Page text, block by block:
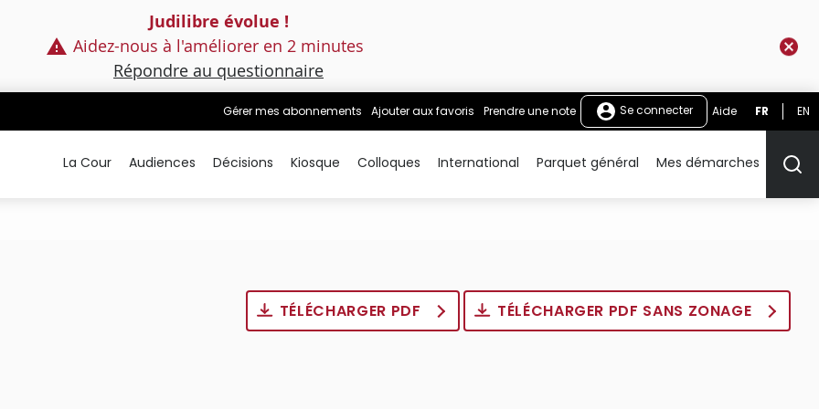
Judilibre évolue !
Aidez-nous à l'améliorer en 2 minutes
Répondre au questionnaire
Gérer mes abonnements Ajouter aux favoris Prendre une note Se connecter Aide FR EN
La Cour Audiences Décisions Kiosque Colloques International Parquet général Mes démarches
TÉLÉCHARGER PDF TÉLÉCHARGER PDF SANS ZONAGE